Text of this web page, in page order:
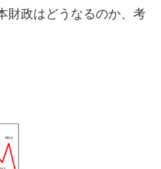
財政はどうなるのか、考